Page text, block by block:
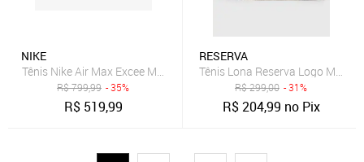
NIKE
Tênis Nike Air Max Excee Masculino
R$799,99 - 35%
R$ 519,99
RESERVA
Tênis Lona Reserva Logo
R$299,00 - 31%
R$204,99 no Pix